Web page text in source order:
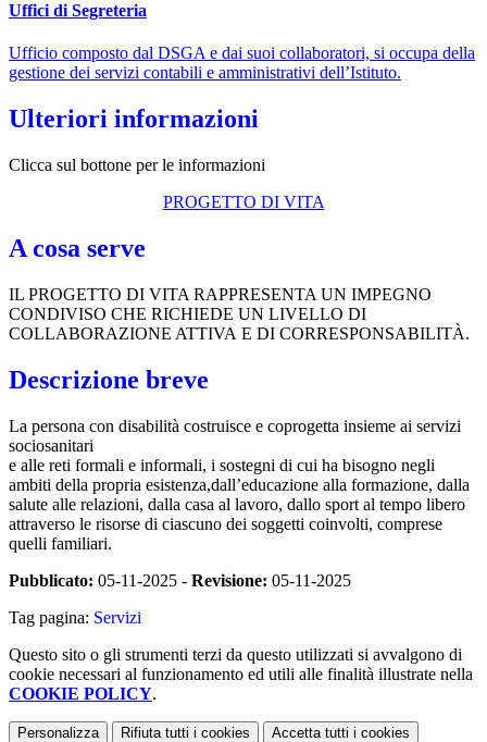
Uffici di Segreteria
Ufficio composto dal DSGA e dai suoi collaboratori, si occupa della
gestione dei servizi contabili e amministrativi dell’Istituto.
Ulteriori informazioni
Clicca sul bottone per le informazioni
PROGETTO DI VITA
A cosa serve
IL PROGETTO DI VITA RAPPRESENTA UN IMPEGNO
CONDIVISO CHE RICHIEDE UN LIVELLO DI
COLLABORAZIONE ATTIVA E DI CORRESPONSABILITÀ.
Descrizione breve
La persona con disabilità costruisce e coprogetta insieme ai servizi
sociosanitari
e alle reti formali e informali, i sostegni di cui ha bisogno negli
ambiti della propria esistenza,dall’educazione alla formazione, dalla
salute alle relazioni, dalla casa al lavoro, dallo sport al tempo libero
attraverso le risorse di ciascuno dei soggetti coinvolti, comprese
quelli familiari.
Pubblicato: 05-11-2025 - Revisione: 05-11-2025
Tag pagina: Servizi
Questo sito o gli strumenti terzi da questo utilizzati si avvalgono di
cookie necessari al funzionamento ed utili alle finalità illustrate nella
COOKIE POLICY.
Personalizza Rifiuta tutti i cookies Accetta tutti i cookies